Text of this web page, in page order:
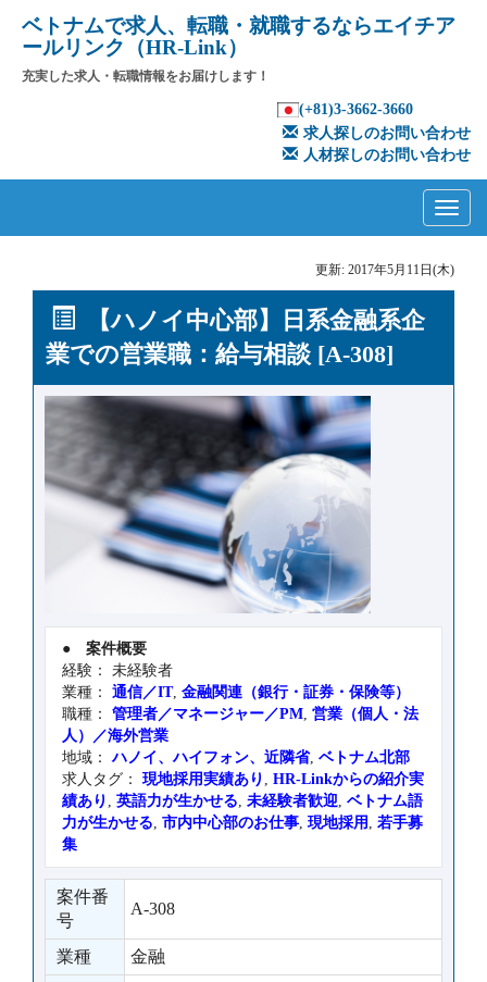
ベトナムで求人、転職・就職するならエイチア
ールリンク（HR-Link）
充実した求人・転職情報をお届けします！
(+81)3-3662-3660
求人探しのお問い合わせ
人材探しのお問い合わせ
Menu
content
更新: 2017年5月11日(木)
【ハノイ中心部】日系金融系企
業での営業職：給与相談 [A-308]
● 案件概要
経験： 未経験者
業種： 通信／IT, 金融関連（銀行・証券・保険等）
職種： 管理者／マネージャー／PM, 営業（個人・法
人）／海外営業
地域：ハノイ、ハイフォン、近隣省, ベトナム北部
求人タグ： 現地採用実績あり , HR-Linkからの紹介実
績あり , 英語力が生かせる, 未経験者歓迎, ベトナム語
力が生かせる, 市内中心部のお仕事, 現地採用 , 若手募
集
案件番
号
A-308
業種
金融